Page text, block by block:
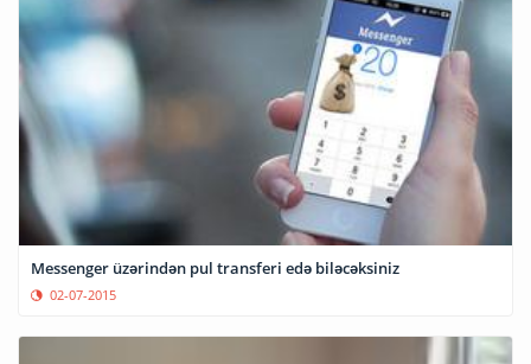
Messenger üzərindən pul transferi edə biləcəksiniz
02-07-2015